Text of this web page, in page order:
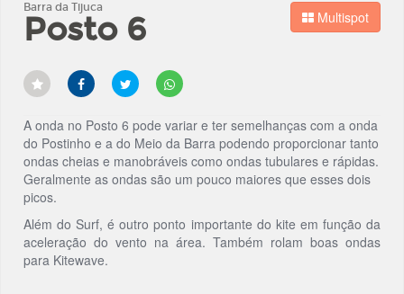
Multispot
Barra da Tijuca
Posto 6
A onda no Posto 6 pode variar e ter semelhanças com a onda
do Postinho e a do Meio da Barra podendo proporcionar tanto
ondas cheias e manobráveis como ondas tubulares e rápidas.
Geralmente as ondas são um pouco maiores que esses dois
picos.
Além do Surf, é outro ponto importante do kite em função da
aceleração do vento na área. Também rolam boas ondas
para Kitewave.